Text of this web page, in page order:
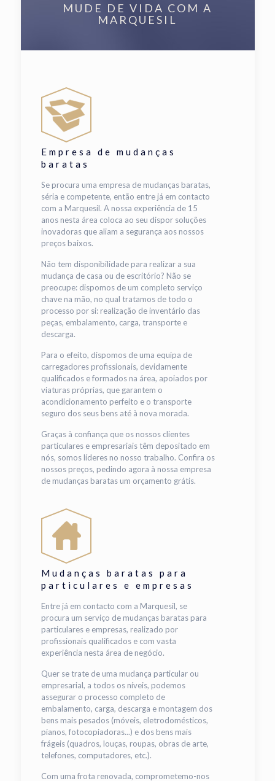
MUDE DE VIDA COM A
MARQUESIL
Empresa de mudanças
baratas
Se procura uma empresa de mudanças baratas,
séria e competente, então entre já em contacto
com a Marquesil. A nossa experiência de 15
anos nesta área coloca ao seu dispor soluções
inovadoras que aliam a segurança aos nossos
preços baixos.
Não tem disponibilidade para realizar a sua
mudança de casa ou de escritório? Não se
preocupe: dispomos de um completo serviço
chave na mão, no qual tratamos de todo o
processo por si: realização de inventário das
peças, embalamento, carga, transporte e
descarga.
Para o efeito, dispomos de uma equipa de
carregadores profissionais, devidamente
qualificados e formados na área, apoiados por
viaturas próprias, que garantem o
acondicionamento perfeito e o transporte
seguro dos seus bens até à nova morada.
Graças à confiança que os nossos clientes
particulares e empresariais têm depositado em
nós, somos líderes no nosso trabalho. Confira os
nossos preços, pedindo agora à nossa empresa
de mudanças baratas um orçamento grátis.
Mudanças baratas para
particulares e empresas
Entre já em contacto com a Marquesil, se
procura um serviço de mudanças baratas para
particulares e empresas, realizado por
profissionais qualificados e com vasta
experiência nesta área de negócio.
Quer se trate de uma mudança particular ou
empresarial, a todos os níveis, podemos
assegurar o processo completo de
embalamento, carga, descarga e montagem dos
bens mais pesados (móveis, eletrodomésticos,
pianos, fotocopiadoras...) e dos bens mais
frágeis (quadros, louças, roupas, obras de arte,
telefones, computadores, etc.).
Com uma frota renovada, comprometemo-nos